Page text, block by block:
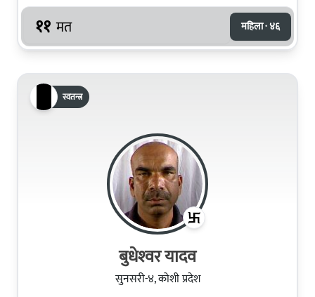
११ मत महिला · ४६
स्वतन्त्र
बुधेश्‍वर यादव
सुनसरी-४, कोशी प्रदेश